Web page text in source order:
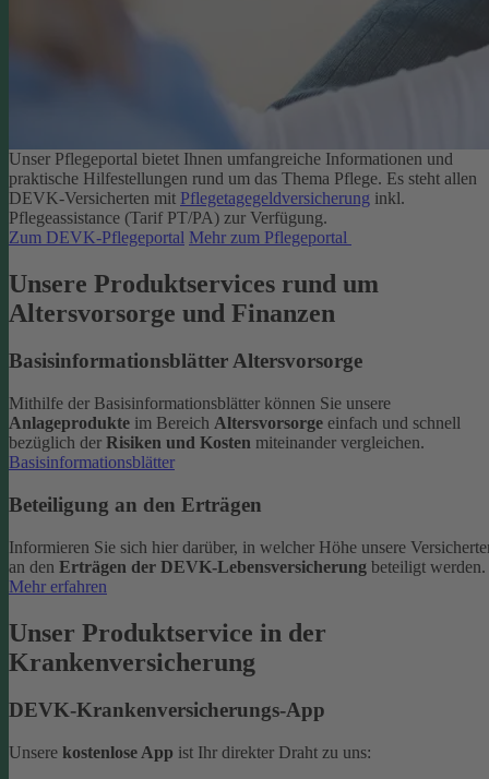
Unser Pflegeportal bietet Ihnen umfangreiche Informationen und
praktische Hilfestellungen rund um das Thema Pflege. Es steht allen
DEVK-Versicherten mit Pflegetagegeldversicherung inkl.
Pflegeassistance (Tarif PT/PA) zur Verfügung.
Zum DEVK-Pflegeportal Mehr zum Pflegeportal
Unsere Produktservices rund um
Altersvorsorge und Finanzen
Basisinformationsblätter Altersvorsorge
Mithilfe der Basisinformationsblätter können Sie unsere
Anlageprodukte im Bereich Altersvorsorge einfach und schnell
bezüglich der Risiken und Kosten miteinander vergleichen.
Basisinformationsblätter
Beteiligung an den Erträgen
Informieren Sie sich hier darüber, in welcher Höhe unsere
an den Erträgen der DEVK-Lebensversicherung beteiligt werden.
Mehr erfahren
Unser Produktservice in der
Krankenversicherung
DEVK-Krankenversicherungs-App
Unsere kostenlose App ist Ihr direkter Draht zu uns: